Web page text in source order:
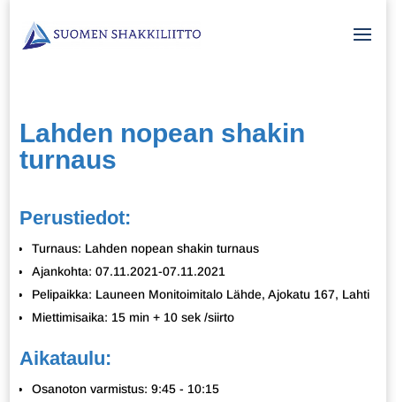
Lahden nopean shakin
turnaus
Perustiedot:
Turnaus: Lahden nopean shakin turnaus
Ajankohta: 07.11.2021-07.11.2021
Pelipaikka: Launeen Monitoimitalo Lähde, Ajokatu 167, Lahti
Miettimisaika: 15 min + 10 sek /siirto
Aikataulu:
Osanoton varmistus: 9:45 - 10:15